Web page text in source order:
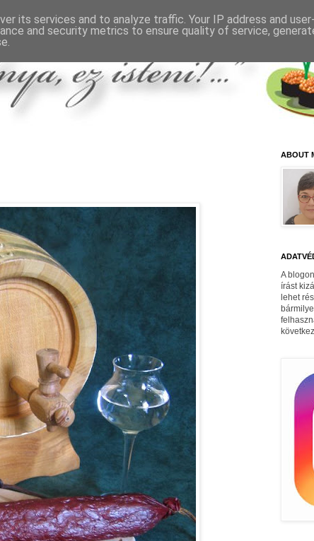
ABOUT
A
írást
lehet
its services and to analyze traffic. Your IP address and
and security metrics to ensure quality of service,